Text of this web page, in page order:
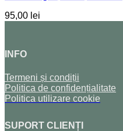
95,00 lei
INFO
Termeni și condiții
Politica de confidențialitate
Politica utilizare cookie
SUPORT CLIENȚI